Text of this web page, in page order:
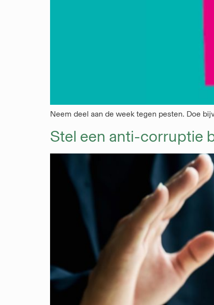
Neem deel aan de week tegen pesten. Doe
Stel een anti-corruptie